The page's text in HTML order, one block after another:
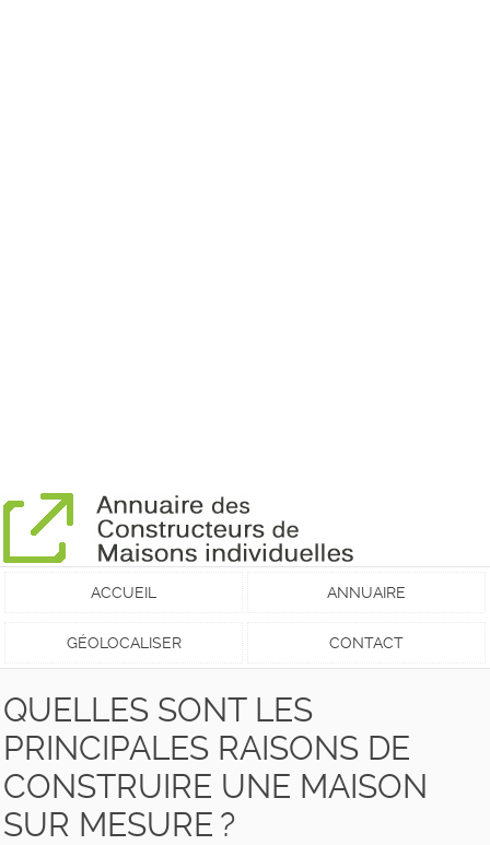
ACCUEIL ANNUAIRE
GÉOLOCALISER CONTACT
QUELLES SONT LES
PRINCIPALES RAISONS DE
CONSTRUIRE UNE MAISON
SUR MESURE ?